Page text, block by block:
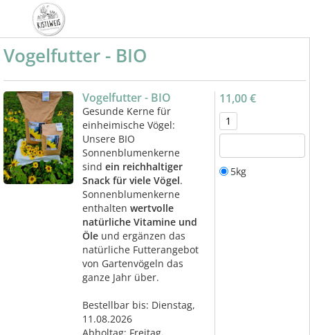
Vogelfutter - BIO
Vogelfutter - BIO
Gesunde Kerne für
einheimische Vögel:
Unsere BIO
Sonnenblumenkerne
sind ein reichhaltiger
Snack für viele Vögel.
Sonnenblumenkerne
enthalten wertvolle
natürliche Vitamine und
Öle und ergänzen das
natürliche Futterangebot
von Gartenvögeln das
ganze Jahr über.
Bestellbar bis: Dienstag,
11.08.2026
11,00 €
5kg